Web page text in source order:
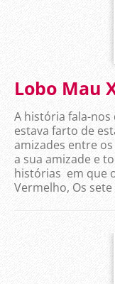
Lobo Mau
A história fala-
estava farto de
amizades entre
a sua amizade e
histórias em que
Vermelho, Os